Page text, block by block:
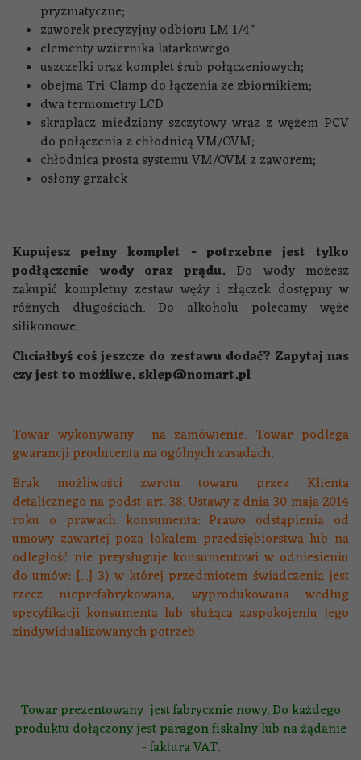
pryzmatyczne;
zaworek precyzyjny odbioru LM 1/4"
elementy wziernika latarkowego
uszczelki oraz komplet śrub połączeniowych;
obejma Tri-Clamp do łączenia ze zbiornikiem;
dwa termometry LCD
skraplacz miedziany szczytowy wraz z wężem PCV
do połączenia z chłodnicą VM/OVM;
chłodnica prosta systemu VM/OVM z zaworem;
osłony grzałek
Kupujesz pełny komplet - potrzebne jest tylko
podłączenie wody oraz prądu.Do wody możesz
zakupić kompletny zestaw węży i złączek dostępny w
różnych długościach. Do alkoholu polecamy węże
silikonowe.
Chciałbyś coś jeszcze do zestawu dodać? Zapytaj nas
czy jest to możliwe. sklep@nomart.pl
Towar wykonywany na zamówienie. Towar podlega
gwarancji producenta na ogólnych zasadach.
Brak możliwości zwrotu towaru przez Klienta
detalicznego na podst. art. 38. Ustawy z dnia 30 maja 2014
roku o prawach konsumenta: Prawo odstąpienia od
umowy zawartej poza lokalem przedsiębiorstwa lub na
odległość nie przysługuje konsumentowi w odniesieniu
do umów: [...] 3) w której przedmiotem świadczenia jest
rzecz nieprefabrykowana, wyprodukowana według
specyfikacji konsumenta lub służąca zaspokojeniu jego
zindywidualizowanych potrzeb.
Towar prezentowany jest fabrycznie nowy. Do każdego
produktu dołączony jest paragon fiskalny lub na żądanie
- faktura VAT.